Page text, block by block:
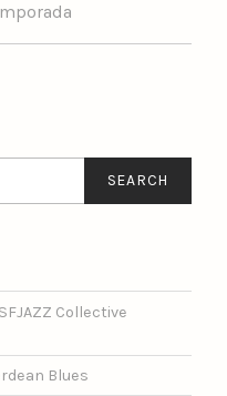
Collective
Blues